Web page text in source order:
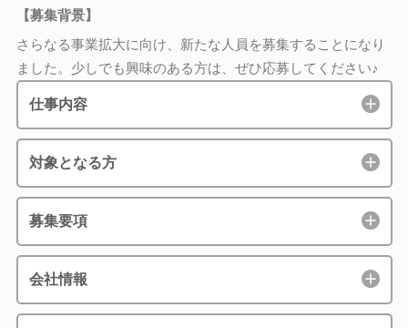
【募集背景】
さらなる事業拡大に向け、新たな人員を募集することになり
ました。少しでも興味のある方は、ぜひ応募してください♪
仕事内容
対象となる方
募集要項
会社情報